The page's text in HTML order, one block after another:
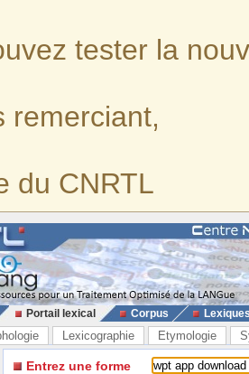
tester la
remerciant,
du CNRTL
Portail lexical Corpus
Lexicographie Etymologie
Entrez une forme